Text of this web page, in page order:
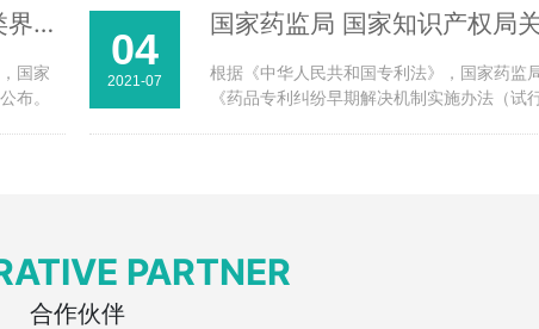
申报审批。此次我司获得北京市“···
国家药监局关于发布人工智能医用软件产品分类界定指导原则的通告···
国家
布。
04
2021-07
根据《中华人民共和国专利法》，国家药监
《药品专利纠纷早期解决机制实施办法（
PARTNER
合作伙伴